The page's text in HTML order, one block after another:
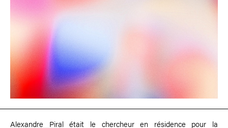
Alexandre Piralétait le chercheur en résidence pour la